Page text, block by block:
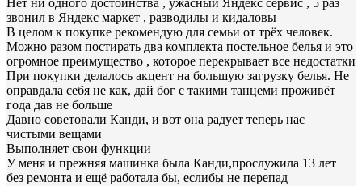
звонил в Яндекс маркет , разводилы и кидаловы
В целом к покупке рекомендую для семьи от трёх человек.
Можно разом постирать два комплекта постельное белья и это
огромное преимущество , которое перекрывает все недостатки
При покупки делалось акцент на большую загрузку белья. Не
оправдала себя не как, дай бог с такими танцеми проживёт
года дав не больше
Давно советовали Канди, и вот она радует теперь нас
чистыми вещами
Выполняет свои функции
У меня и прежняя машинка была Канди,прослужила 13 лет
без ремонта и ещё работала бы, еслибы не перепад